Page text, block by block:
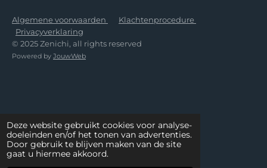
Deze website gebruikt cookies voor analyse-
doeleinden en/of het tonen van advertenties.
Door gebruik te blijven maken van de site
gaat u hiermee akkoord.
Algemene voorwaarden
Klachtenprocedure
Privacyverklaring
© 2025 Zenichi, all rights reserved
Powered by JouwWeb